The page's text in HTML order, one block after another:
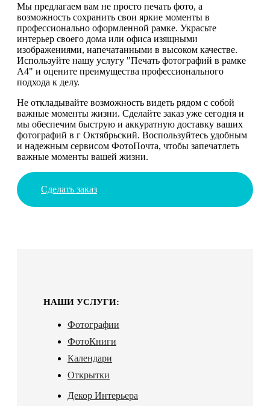
Мы предлагаем вам не просто печать фото, а
возможность сохранить свои яркие моменты в
профессионально оформленной рамке. Украсьте
интерьер своего дома или офиса изящными
изображениями, напечатанными в высоком качестве.
Используйте нашу услугу "Печать фотографий в рамке
А4" и оцените преимущества профессионального
подхода к делу.
Не откладывайте возможность видеть рядом с собой
важные моменты жизни. Сделайте заказ уже сегодня и
мы обеспечим быструю и аккуратную доставку ваших
фотографий в г Октябрьский. Воспользуйтесь удобным
и надежным сервисом ФотоПочта, чтобы запечатлеть
важные моменты вашей жизни.
Сделать заказ
НАШИ УСЛУГИ:
Фотографии
ФотоКниги
Календари
Открытки
Декор Интерьера